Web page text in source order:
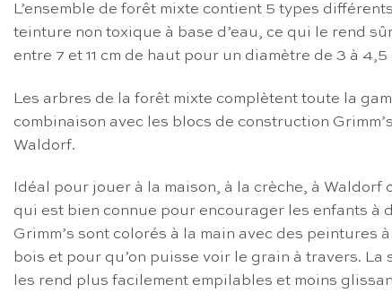
L’ensemble de forêt mixte contient 5 types
teinture non toxique à base d’eau, ce qui le rend
entre 7 et 11 cm de haut pour un diamètre de 3 à
Les arbres de la forêt mixte complètent toute la
combinaison avec les blocs de construction
Waldorf.
Idéal pour jouer à la maison, à la crèche, à
qui est bien connue pour encourager les enfants à
Grimm’s sont colorés à la main avec des
bois et pour qu’on puisse voir le grain à travers.
les rend plus facilement empilables et moins